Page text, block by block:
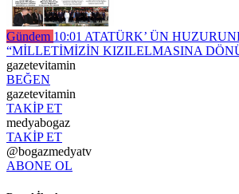
Gündem 10:01 ATATÜRK’ ÜN
“MİLLETİMİZİN KIZILELMASINA
gazetevitamin
BEĞEN
gazetevitamin
TAKİP ET
medyabogaz
TAKİP ET
@bogazmedyatv
ABONE OL